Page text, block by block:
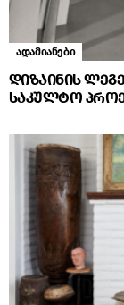
ადამიანები
დიზაინის
საკულტო